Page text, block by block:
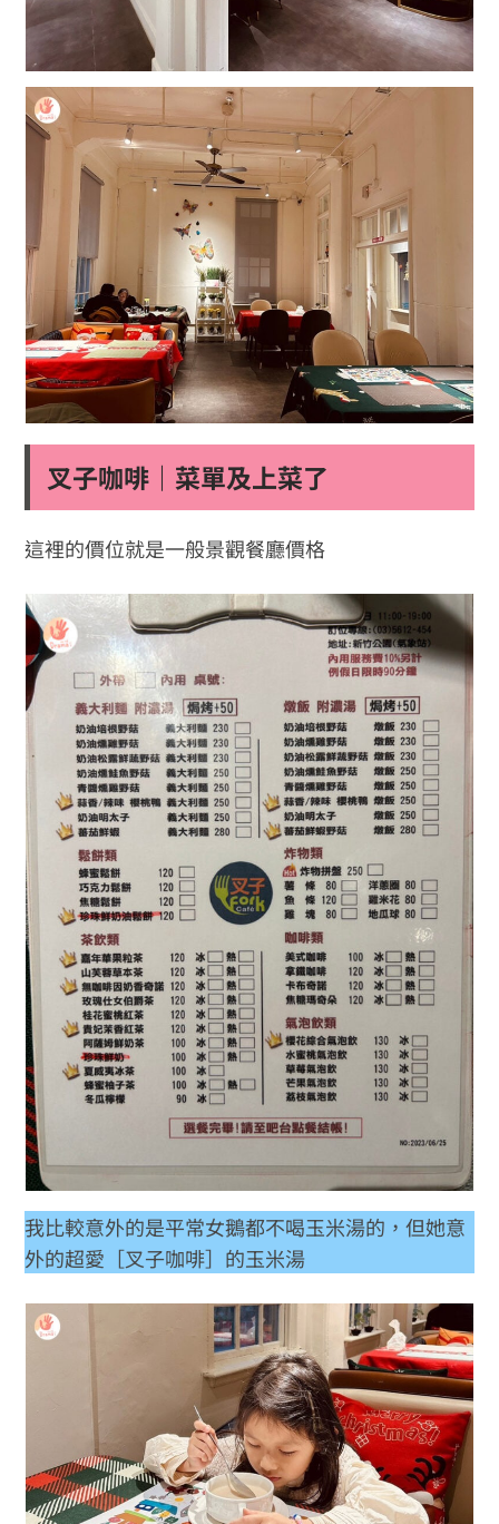
叉子咖啡｜菜單及上菜了
這裡的價位就是一般景觀餐廳價格
我比較意外的是平常女鵝都不喝玉米湯的，但她意
外的超愛［叉子咖啡］的玉米湯